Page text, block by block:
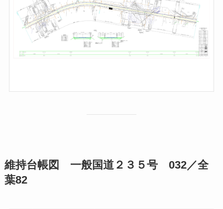
維持台帳図 一般国道２３５号 032／全
葉82